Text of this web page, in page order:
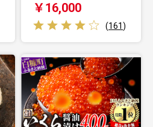
￥16,000
(161)